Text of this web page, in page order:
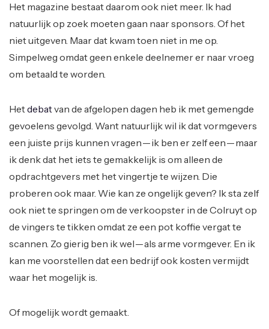
Het magazine bestaat daarom ook niet meer. Ik had
natuurlijk op zoek moeten gaan naar sponsors. Of het
niet uitgeven. Maar dat kwam toen niet in me op.
Simpelweg omdat geen enkele deelnemer er naar vroeg
om betaald te worden.
Hetdebatvan de afgelopen dagen heb ik met gemengde
gevoelens gevolgd. Want natuurlijk wil ik dat vormgevers
een juiste prijs kunnen vragen — ik ben er zelf een — maar
ik denk dat het iets te gemakkelijk is om alleen de
opdrachtgevers met het vingertje te wijzen. Die
proberen ook maar. Wie kan ze ongelijk geven? Ik sta zelf
ook niet te springen om de verkoopster in de Colruyt op
de vingers te tikken omdat ze een pot koffie vergat te
scannen. Zo gierig ben ik wel — als arme vormgever. En ik
kan me voorstellen dat een bedrijf ook kosten vermijdt
waar het mogelijk is.
Of mogelijk wordt gemaakt.